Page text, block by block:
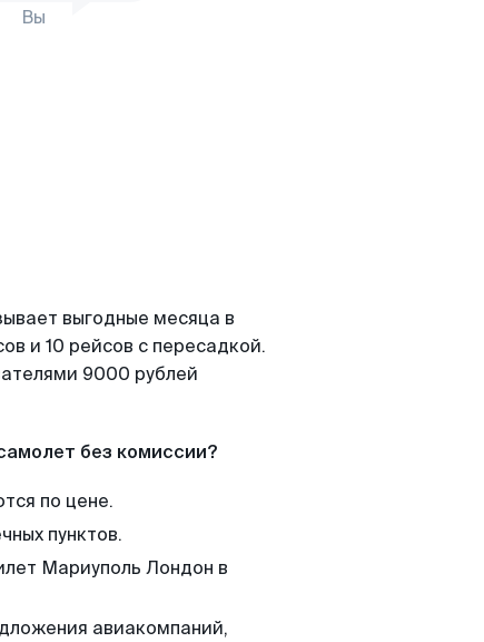
Вы
выгодные месяца в
и 10 рейсов с пересадкой.
9000 рублей
без комиссии?
по цене.
пунктов.
Мариуполь Лондон в
авиакомпаний,